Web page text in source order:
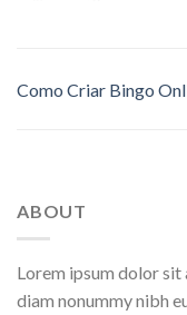
Como Criar Bingo
ABOUT
Lorem ipsum dolor
diam nonummy nibh